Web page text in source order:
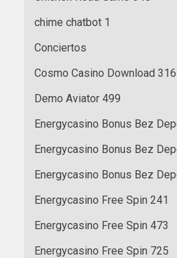
chime chatbot 1
Conciertos
Cosmo Casino Download 316
Demo Aviator 499
Energycasino Bonus Bez
Energycasino Bonus Bez
Energycasino Bonus Bez
Energycasino Free Spin 241
Energycasino Free Spin 473
Energycasino Free Spin 725